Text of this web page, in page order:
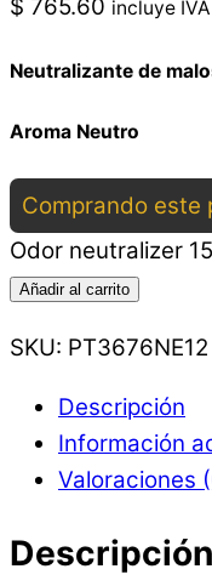
$ 765.60 incluye IVA
Neutralizante de
Aroma Neutro
Comprando este
Odor neutralizer
Añadir al carrito
SKU: PT3676NE12
Descripción
Información
Valoraciones
Descripción